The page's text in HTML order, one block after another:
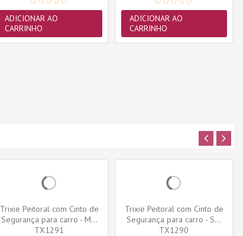
ADICIONAR AO
CARRINHO
ADICIONAR AO
CARRINHO
Trixie Peitoral com Cinto de
Segurança para carro - M...
TX1291
Trixie Peitoral com Cinto de
Segurança para carro - S...
TX1290